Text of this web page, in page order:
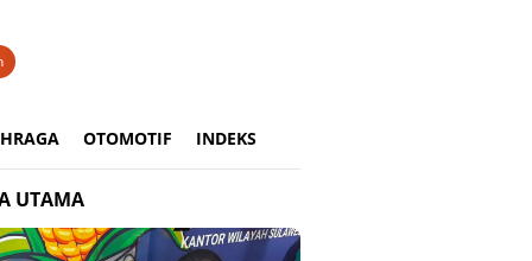
OTOMOTIF INDEKS
UTAMA